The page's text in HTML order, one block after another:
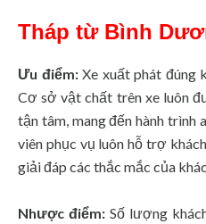
Tháp từ Bình
Ưu điểm:Xe xuất phát đúng
Cơ sở vật chất trên xe luôn
tận tâm, mang đến hành trình
viên phục vụ luôn hỗ trợ
giải đáp các thắc mắc của
Nhược điểm: Số lượng